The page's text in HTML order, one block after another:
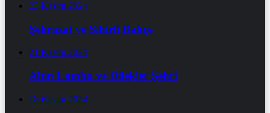
23 Kasım 2024
Şehrazat ve Sihirli Bahçe
21 Kasım 2024
Altın Lamba ve Dilekler Şehri
18 Kasım 2024